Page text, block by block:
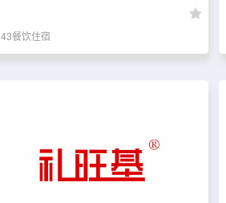
43餐饮住宿